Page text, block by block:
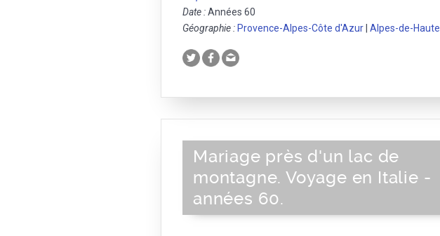
Date :Années 60
Géographie : Provence-Alpes-Côte d'Azur Alpes-de-
Mariage près d'un lac de
montagne. Voyage en Italie -
années 60.